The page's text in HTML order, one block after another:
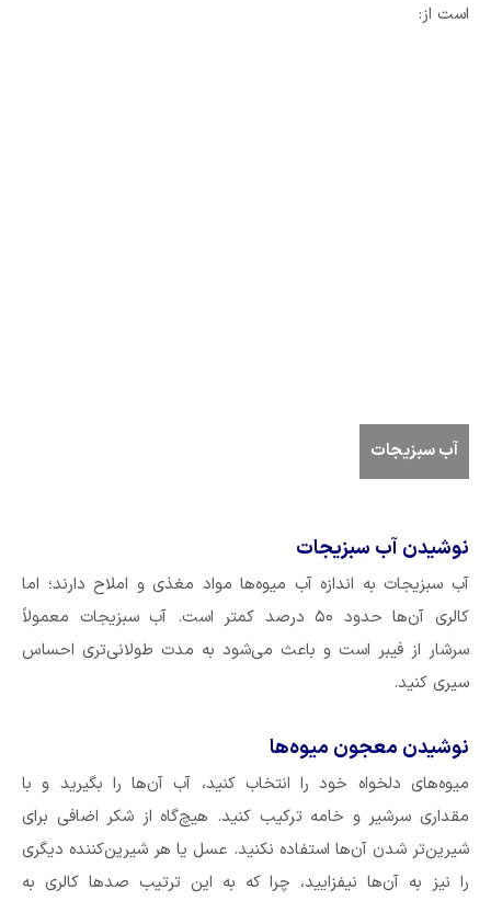
است از:
آب سبزیجات
نوشیدن آب سبزیجات
آب سبزیجات به اندازه آب میوه‌ها مواد مغذی و املاح دارند؛ اما
کالری آن‌ها حدود ۵۰ درصد کمتر است. آب سبزیجات معمولاً
سرشار از فیبر است و باعث می‌شود به مدت طولانی‌تری احساس
سیری کنید.
نوشیدن معجون میوه‌ها
میوه‌های دلخواه خود را انتخاب کنید، آب آن‌ها را بگیرید و با
مقداری سرشیر و خامه ترکیب کنید. هیچ‌گاه از شکر اضافی برای
شیرین‌تر شدن آن‌ها استفاده نکنید. عسل یا هر شیرین‌کننده دیگری
را نیز به آن‌ها نیفزایید، چرا که به این ترتیب صد‌ها کالری به